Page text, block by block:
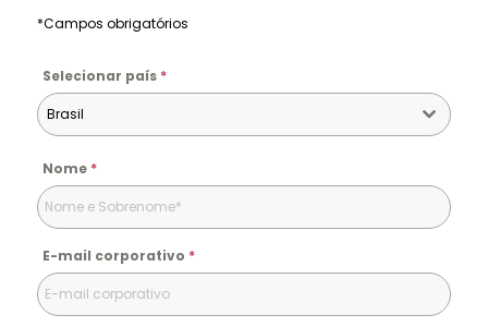
*Campos obrigatórios
Selecionar país *
Brasil
Nome *
E-mail corporativo *